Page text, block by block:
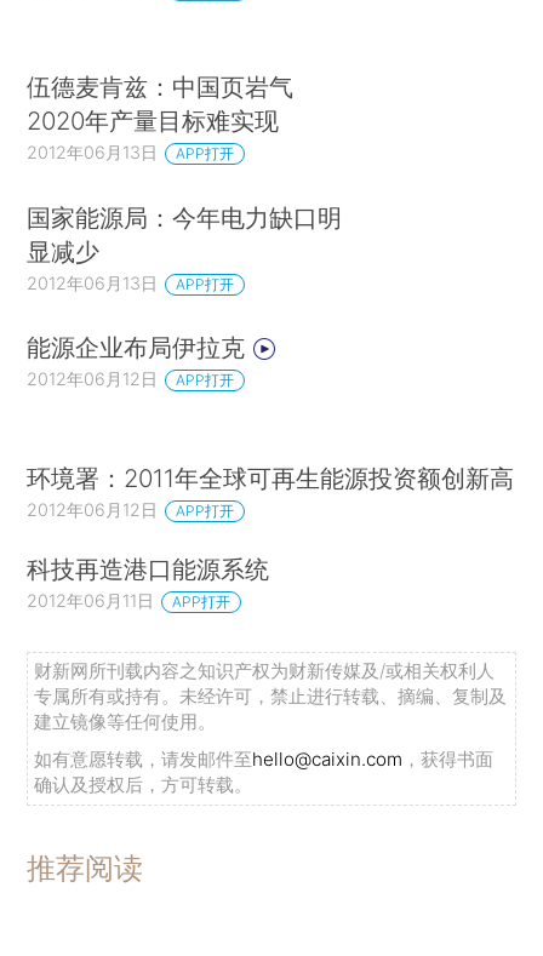
伍德麦肯兹：中国页岩气
2020年产量目标难实现
2012年06月13日 APP打开
国家能源局：今年电力缺口明
显减少
2012年06月13日 APP打开
能源企业布局伊拉克
2012年06月12日 APP打开
环境署：2011年全球可再生能源投资额创新高
2012年06月12日 APP打开
科技再造港口能源系统
2012年06月11日 APP打开
财新网所刊载内容之知识产权为财新传媒及/或相关权利人
专属所有或持有。未经许可，禁止进行转载、摘编、复制及
建立镜像等任何使用。
如有意愿转载，请发邮件至hello@caixin.com ，获得书面
确认及授权后，方可转载。
推荐阅读